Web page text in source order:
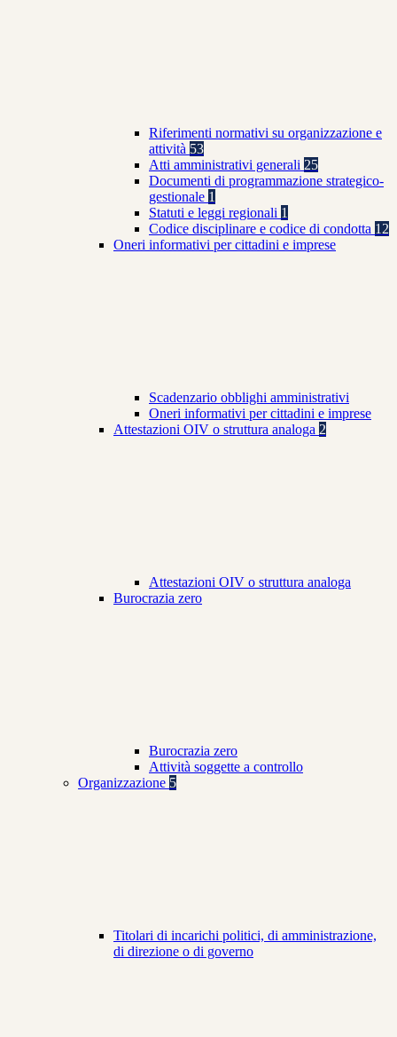
Riferimenti normativi su organizzazione e
attività 53
Atti amministrativi generali 25
Documenti di programmazione strategico-
gestionale 1
Statuti e leggi regionali 1
Codice disciplinare e codice di condotta 12
Oneri informativi per cittadini e imprese
Scadenzario obblighi amministrativi
Oneri informativi per cittadini e imprese
Attestazioni OIV o struttura analoga 2
Attestazioni OIV o struttura analoga
Burocrazia zero
Burocrazia zero
Attività soggette a controllo
Organizzazione 5
Titolari di incarichi politici, di amministrazione,
di direzione o di governo